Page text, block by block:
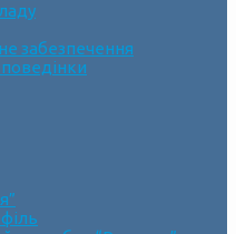
забезпечення